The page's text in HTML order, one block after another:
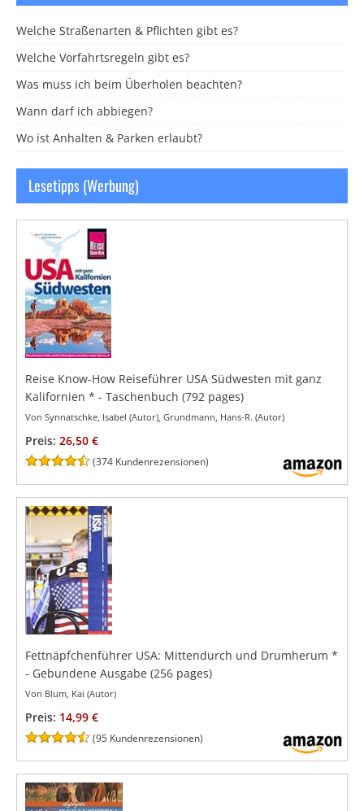
Welche Straßenarten & Pflichten gibt es?
Welche Vorfahrtsregeln gibt es?
Was muss ich beim Überholen beachten?
Wann darf ich abbiegen?
Wo ist Anhalten & Parken erlaubt?
Lesetipps (Werbung)
Reise Know-How Reiseführer USA Südwesten mit ganz
Kalifornien * - Taschenbuch (792 pages)
Von Synnatschke, Isabel (Autor), Grundmann, Hans-R. (Autor)
Preis: 26,50 €
(374 Kundenrezensionen)
Fettnäpfchenführer USA: Mittendurch und Drumherum *
- Gebundene Ausgabe (256 pages)
Von Blum, Kai (Autor)
Preis: 14,99 €
(95 Kundenrezensionen)